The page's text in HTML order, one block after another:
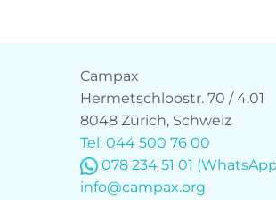
Campax
Hermetschloostr. 70 / 4.01
8048 Zürich, Schweiz
Tel: 044 500 76 00
078 234 51 01
info@campax.org